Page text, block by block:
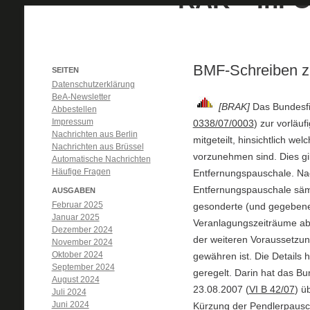
BMF-Schreiben
[BRAK] Das
0338/07/0003) zur
mitgeteilt, hinsichtlich
vorzunehmen sind. Dies
Entfernungspauschale.
Entfernungspauschale
gesonderte (und
Veranlagungszeiträume
der weiteren
gewähren ist. Die Details
geregelt. Darin hat das
23.08.2007 (VI B 42/07)
Kürzung der
SEITEN
Datenschutzerklärung
BeA-Newsletter
Abbestellen
Impressum
Nachrichten aus Berlin
Nachrichten aus Brüssel
Automatische Nachrichten
Häufige Fragen
AUSGABEN
Februar 2025
Januar 2025
Dezember 2024
November 2024
Oktober 2024
September 2024
August 2024
Juli 2024
Juni 2024